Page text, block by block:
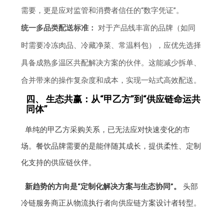
需要，更是应对监管和消费者信任的“数字凭证”。
统一多品类配送标准： 对于产品线丰富的品牌（如同
时需要冷冻肉品、冷藏净菜、常温料包），应优先选择
具备成熟多温区共配解决方案的伙伴。这能减少拆单、
合并带来的操作复杂度和成本，实现一站式高效配送。
四、 生态共赢：从“甲乙方”到“供应链命运共
同体”
单纯的甲乙方采购关系，已无法应对快速变化的市
场。餐饮品牌需要的是能伴随其成长，提供柔性、定制
化支持的供应链伙伴。
新趋势的方向是“定制化解决方案与生态协同”。
头部
冷链服务商正从物流执行者向供应链方案设计者转型。